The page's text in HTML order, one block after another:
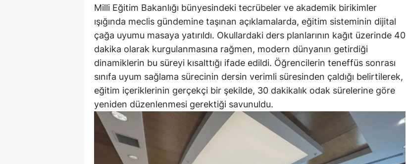
Milli Eğitim Bakanlığı bünyesindeki tecrübeler ve akademik birikimler
ışığında meclis gündemine taşınan açıklamalarda, eğitim sisteminin dijital
çağa uyumu masaya yatırıldı. Okullardaki ders planlarının kağıt üzerinde 40
dakika olarak kurgulanmasına rağmen, modern dünyanın getirdiği
dinamiklerin bu süreyi kısalttığı ifade edildi. Öğrencilerin teneffüs sonrası
sınıfa uyum sağlama sürecinin dersin verimli süresinden çaldığı belirtilerek,
eğitim içeriklerinin gerçekçi bir şekilde, 30 dakikalık odak sürelerine göre
yeniden düzenlenmesi gerektiği savunuldu.